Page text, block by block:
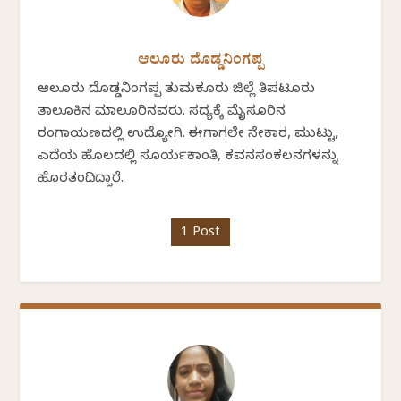
ಆಲೂರು ದೊಡ್ಡನಿಂಗಪ್ಪ
ಆಲೂರು ದೊಡ್ಡನಿಂಗಪ್ಪ ತುಮಕೂರು ಜಿಲ್ಲೆ ತಿಪಟೂರು
ತಾಲೂಕಿನ ಮಾಲೂರಿನವರು. ಸದ್ಯಕ್ಕೆ ಮೈಸೂರಿನ
ರಂಗಾಯಣದಲ್ಲಿ ಉದ್ಯೋಗಿ. ಈಗಾಗಲೇ ನೇಕಾರ, ಮುಟ್ಟು,
ಎದೆಯ ಹೊಲದಲ್ಲಿ ಸೂರ್ಯಕಾಂತಿ, ಕವನಸಂಕಲನಗಳನ್ನು
ಹೊರತಂದಿದ್ದಾರೆ.
1 Post